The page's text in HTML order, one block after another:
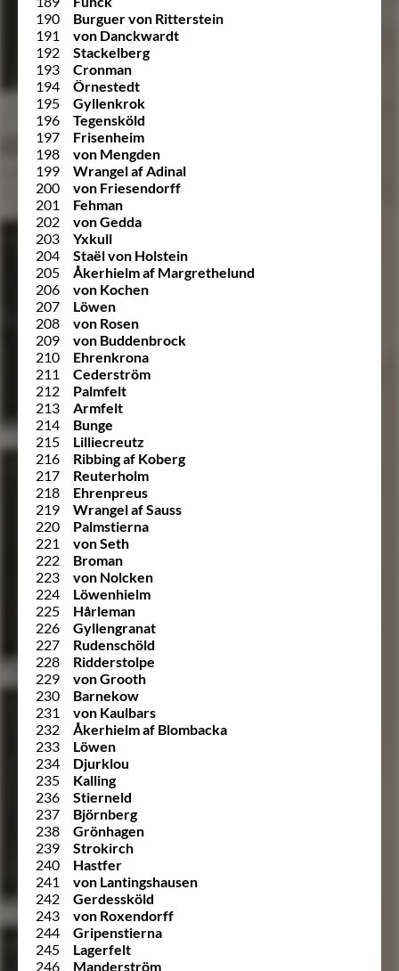
190
Burguer von Ritterstein
191
von Danckwardt
192
Stackelberg
193
Cronman
194
Örnestedt
195
Gyllenkrok
196
Tegensköld
197
Frisenheim
198
von Mengden
199
Wrangel af Adinal
200
von Friesendorff
201
Fehman
202
von Gedda
203
Yxkull
204
Staël von Holstein
205
Åkerhielm af Margrethelund
206
von Kochen
207
Löwen
208
von Rosen
209
von Buddenbrock
210
Ehrenkrona
211
Cederström
212
Palmfelt
213
Armfelt
214
Bunge
215
Lilliecreutz
216
Ribbing af Koberg
217
Reuterholm
218
Ehrenpreus
219
Wrangel af Sauss
220
Palmstierna
221
von Seth
222
Broman
223
von Nolcken
224
Löwenhielm
225
Hårleman
226
Gyllengranat
227
Rudenschöld
228
Ridderstolpe
229
von Grooth
230
Barnekow
231
von Kaulbars
232
Åkerhielm af Blombacka
233
Löwen
234
Djurklou
235
Kalling
236
Stierneld
237
Björnberg
238
Grönhagen
239
Strokirch
240
Hastfer
241
von Lantingshausen
242
Gerdessköld
243
von Roxendorff
244
Gripenstierna
245
Lagerfelt
246
Manderström